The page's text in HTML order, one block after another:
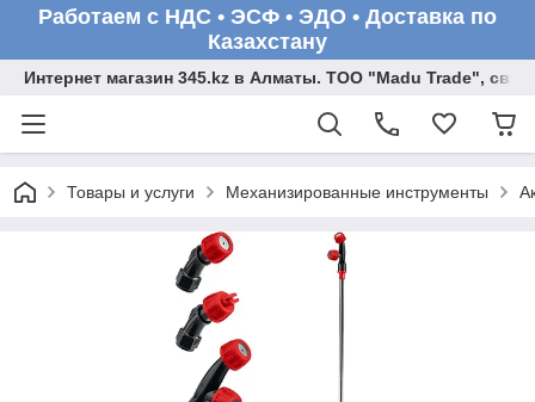
Работаем с НДС • ЭСФ • ЭДО • Доставка по
Казахстану
Интернет магазин 345.kz в Алматы. ТОО "Madu Trade",
Товары и услуги Механизированные инструменты